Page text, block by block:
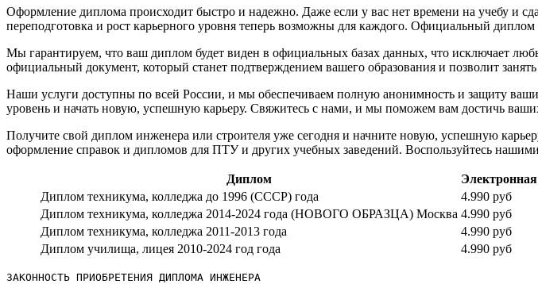
Оформление диплома происходит быстро и надежно. Даже если у вас нет времени на учебу и
переподготовка и рост карьерного уровня теперь возможны для каждого. Официальный
Мы гарантируем, что ваш диплом будет виден в официальных базах данных, что исключает
официальный документ, который станет подтверждением вашего образования и позволит
Наши услуги доступны по всей России, и мы обеспечиваем полную анонимность и защиту
уровень и начать новую, успешную карьеру. Свяжитесь с нами, и мы поможем вам достичь
Получите свой диплом инженера или строителя уже сегодня и начните новую, успешную
оформление справок и дипломов для ПТУ и других учебных заведений. Воспользуйтесь
Диплом
Диплом техникума, колледжа до 1996 (СССР) года
4.990 руб
Диплом техникума, колледжа 2014-2024 года (НОВОГО ОБРАЗЦА) Москва 4.990 руб
Диплом техникума, колледжа 2011-2013 года
4.990 руб
Диплом училища, лицея 2010-2024 год года
4.990 руб
ЗАКОННОСТЬ ПРИОБРЕТЕНИЯ ДИПЛОМА ИНЖЕНЕРА